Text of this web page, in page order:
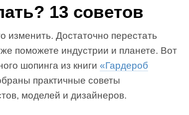
13 советов
изменить. Достаточно перестать
поможете индустрии и планете. Вот
шопинга из книги «Гардероб
практичные советы
моделей и дизайнеров.